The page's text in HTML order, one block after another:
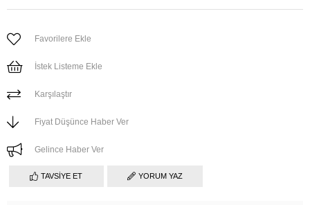
Favorilere Ekle
İstek Listeme Ekle
Karşılaştır
Fiyat Düşünce Haber Ver
Gelince Haber Ver
TAVSIYE ET YORUM YAZ